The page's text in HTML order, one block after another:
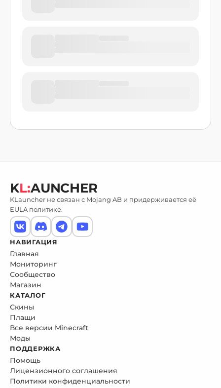
KL:AUNCHER
KLauncher не связан с Mojang AB и придерживается её
EULA политике.
НАВИГАЦИЯ
Главная
Мониторинг
Сообщество
Магазин
КАТАЛОГ
Скины
Плащи
Все версии Minecraft
Моды
ПОДДЕРЖКА
Помощь
Лицензионного соглашения
Политики конфиденциальности